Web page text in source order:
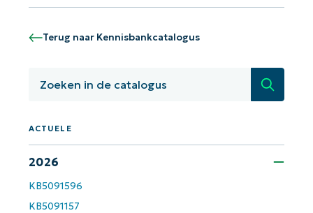
Terug naar Kennisbankcatalogus
Zoeken
ACTUELE
2026
KB5091596
KB5091157